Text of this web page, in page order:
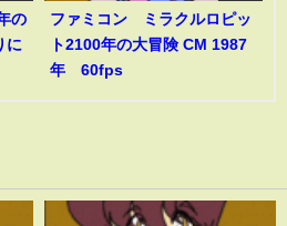
の
に
ファミコン ミラクルロピッ
ト2100年の大冒険 CM 1987
年 60fps